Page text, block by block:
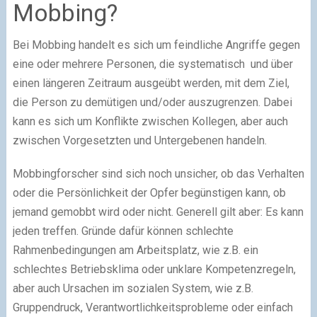
Mobbing?
Bei Mobbing handelt es sich um feindliche Angriffe gegen
eine oder mehrere Personen, die systematisch und über
einen längeren Zeitraum ausgeübt werden, mit dem Ziel,
die Person zu demütigen und/oder auszugrenzen. Dabei
kann es sich um Konflikte zwischen Kollegen, aber auch
zwischen Vorgesetzten und Untergebenen handeln.
Mobbingforscher sind sich noch unsicher, ob das Verhalten
oder die Persönlichkeit der Opfer begünstigen kann, ob
jemand gemobbt wird oder nicht. Generell gilt aber: Es kann
jeden treffen. Gründe dafür können schlechte
Rahmenbedingungen am Arbeitsplatz, wie z.B. ein
schlechtes Betriebsklima oder unklare Kompetenzregeln,
aber auch Ursachen im sozialen System, wie z.B.
Gruppendruck, Verantwortlichkeitsprobleme oder einfach